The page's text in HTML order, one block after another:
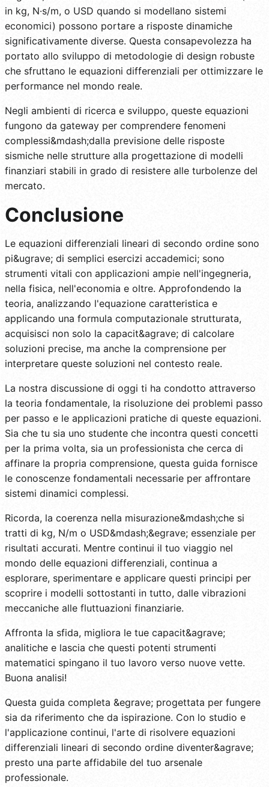
in kg, N·s/m, o USD quando si modellano sistemi
economici) possono portare a risposte dinamiche
significativamente diverse. Questa consapevolezza ha
portato allo sviluppo di metodologie di design robuste
che sfruttano le equazioni differenziali per ottimizzare le
performance nel mondo reale.
Negli ambienti di ricerca e sviluppo, queste equazioni
fungono da gateway per comprendere fenomeni
complessi&mdash;dalla previsione delle risposte
sismiche nelle strutture alla progettazione di modelli
finanziari stabili in grado di resistere alle turbolenze del
mercato.
Conclusione
Le equazioni differenziali lineari di secondo ordine sono
pi&ugrave; di semplici esercizi accademici; sono
strumenti vitali con applicazioni ampie nell'ingegneria,
nella fisica, nell'economia e oltre. Approfondendo la
teoria, analizzando l'equazione caratteristica e
applicando una formula computazionale strutturata,
acquisisci non solo la capacit&agrave; di calcolare
soluzioni precise, ma anche la comprensione per
interpretare queste soluzioni nel contesto reale.
La nostra discussione di oggi ti ha condotto attraverso
la teoria fondamentale, la risoluzione dei problemi passo
per passo e le applicazioni pratiche di queste equazioni.
Sia che tu sia uno studente che incontra questi concetti
per la prima volta, sia un professionista che cerca di
affinare la propria comprensione, questa guida fornisce
le conoscenze fondamentali necessarie per affrontare
sistemi dinamici complessi.
Ricorda, la coerenza nella misurazione&mdash;che si
tratti di kg, N/m o USD&mdash;&egrave; essenziale per
risultati accurati. Mentre continui il tuo viaggio nel
mondo delle equazioni differenziali, continua a
esplorare, sperimentare e applicare questi principi per
scoprire i modelli sottostanti in tutto, dalle vibrazioni
meccaniche alle fluttuazioni finanziarie.
Affronta la sfida, migliora le tue capacit&agrave;
analitiche e lascia che questi potenti strumenti
matematici spingano il tuo lavoro verso nuove vette.
Buona analisi!
Questa guida completa &egrave; progettata per fungere
sia da riferimento che da ispirazione. Con lo studio e
l'applicazione continui, l'arte di risolvere equazioni
differenziali lineari di secondo ordine diventer&agrave;
presto una parte affidabile del tuo arsenale
professionale.